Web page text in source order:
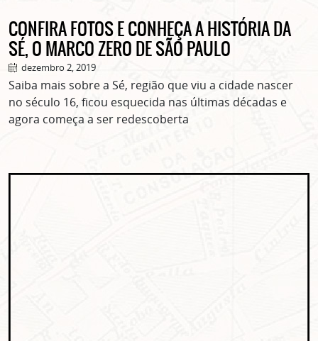
CONFIRA FOTOS E CONHEÇA A HISTÓRIA DA
SÉ, O MARCO ZERO DE SÃO PAULO
dezembro 2, 2019
Saiba mais sobre a Sé, região que viu a cidade nascer
no século 16, ficou esquecida nas últimas décadas e
agora começa a ser redescoberta